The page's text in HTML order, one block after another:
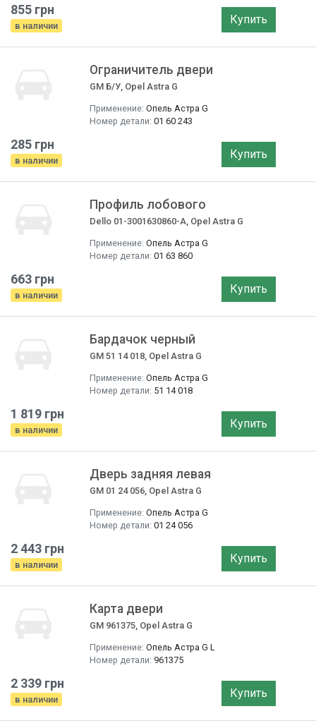
855 грн
в наличии Купить
Ограничитель двери
GM Б/У, Opel Astra G
Применение: Опель Астра G
Номер детали: 01 60 243
285 грн
в наличии Купить
Профиль лобового
Dello 01-3001630860-A, Opel Astra G
Применение: Опель Астра G
Номер детали: 01 63 860
663 грн
в наличии Купить
Бардачок черный
GM 51 14 018, Opel Astra G
Применение: Опель Астра G
Номер детали: 51 14 018
1 819 грн
в наличии Купить
Дверь задняя левая
GM 01 24 056, Opel Astra G
Применение: Опель Астра G
Номер детали: 01 24 056
2 443 грн
в наличии Купить
Карта двери
GM 961375, Opel Astra G
Применение: Опель Астра G L
Номер детали: 961375
2 339 грн
в наличии Купить